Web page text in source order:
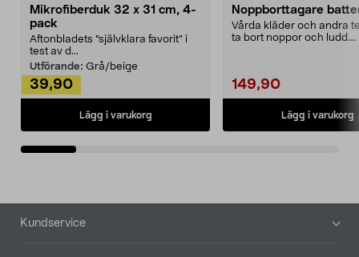
Mikrofiberduk 32 x 31 cm, 4-
pack
Aftonbladets "självklara favorit” i
test av d...
Utförande: Grå/beige
39,90
Lägg i varukorg
Noppborttagare
Vårda kläder och andra
ta bort noppor och ludd.
149,90
Lägg i varukorg
Sidfot
Kundservice